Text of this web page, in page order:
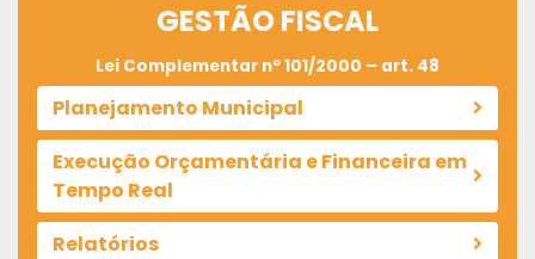
GESTÃO FISCAL
Lei Complementar nº 101/2000 – art. 48
Planejamento Municipal
Execução Orçamentária e Financeira em
Tempo Real
Relatórios